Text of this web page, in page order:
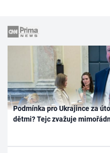
Podmínka pro Ukrajince za
dětmi? Tejc zvažuje